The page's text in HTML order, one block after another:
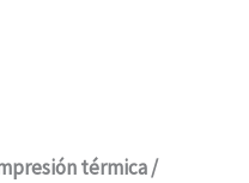
térmica /